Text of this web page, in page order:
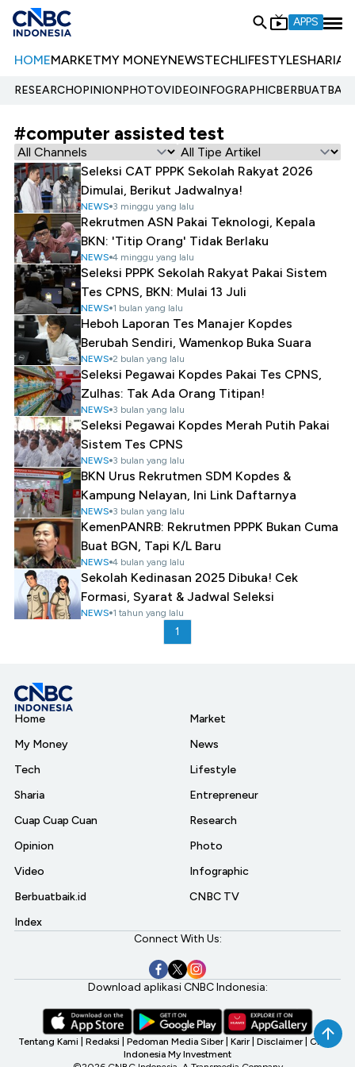
APPS
HOMEMARKETMY MONEYNEWSTECHLIFESTYLESHARIA
RESEARCHOPINIONPHOTOVIDEOINFOGRAPHIC
#computer assisted test
Seleksi CAT PPPK Sekolah Rakyat 2026
Dimulai, Berikut Jadwalnya!
NEWS 3 minggu yang lalu
Rekrutmen ASN Pakai Teknologi, Kepala
BKN: 'Titip Orang' Tidak Berlaku
NEWS 4 minggu yang lalu
Seleksi PPPK Sekolah Rakyat Pakai Sistem
Tes CPNS, BKN: Mulai 13 Juli
NEWS 1 bulan yang lalu
Heboh Laporan Tes Manajer Kopdes
Berubah Sendiri, Wamenkop Buka Suara
NEWS 2 bulan yang lalu
Seleksi Pegawai Kopdes Pakai Tes CPNS,
Zulhas: Tak Ada Orang Titipan!
NEWS 3 bulan yang lalu
Seleksi Pegawai Kopdes Merah Putih Pakai
Sistem Tes CPNS
NEWS 3 bulan yang lalu
BKN Urus Rekrutmen SDM Kopdes &
Kampung Nelayan, Ini Link Daftarnya
NEWS 3 bulan yang lalu
KemenPANRB: Rekrutmen PPPK Bukan Cuma
Buat BGN, Tapi K/L Baru
NEWS 4 bulan yang lalu
Sekolah Kedinasan 2025 Dibuka! Cek
Formasi, Syarat & Jadwal Seleksi
NEWS 1 tahun yang lalu
1
Home
My Money
Tech
Sharia
Cuap Cuap Cuan
Opinion
Video
Berbuatbaik.id
Index
Market
News
Lifestyle
Entrepreneur
Research
Photo
Infographic
CNBC TV
Connect With Us:
Download aplikasi CNBC Indonesia:
Tentang Kami Redaksi Pedoman Media Siber Karir Disclaimer CNBC
Indonesia My Investment